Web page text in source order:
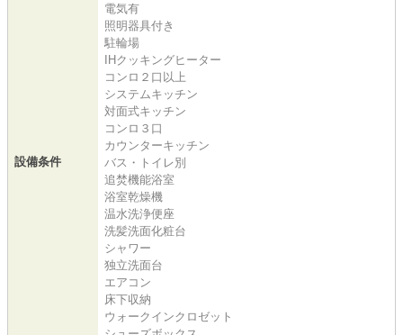
設備条件
電気有
照明器具付き
駐輪場
IHクッキングヒーター
コンロ２口以上
システムキッチン
対面式キッチン
コンロ３口
カウンターキッチン
バス・トイレ別
追焚機能浴室
浴室乾燥機
温水洗浄便座
洗髪洗面化粧台
シャワー
独立洗面台
エアコン
床下収納
ウォークインクロゼット